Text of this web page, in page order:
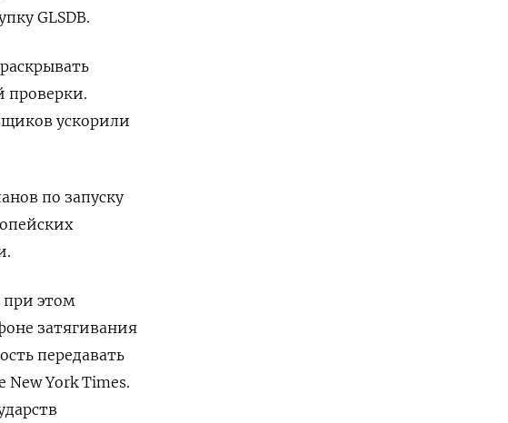
GLSDB.
проверки.
ускорили
по запуску
этом
затягивания
передавать
New York Times.